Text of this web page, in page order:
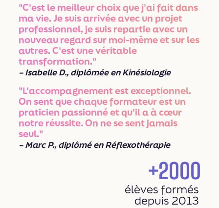
"C'est le meilleur choix que j'ai fait dans
ma vie. Je suis arrivée avec un projet
professionnel, je suis repartie avec un
nouveau regard sur moi-même et sur les
autres. C'est une véritable
transformation."
– Isabelle D., diplômée en Kinésiologie
"L'accompagnement est exceptionnel.
On sent que chaque formateur est un
praticien passionné et qu'il a à cœur
notre réussite. On ne se sent jamais
seul."
– Marc P., diplômé en Réflexothérapie
+2000
élèves formés
depuis 2013